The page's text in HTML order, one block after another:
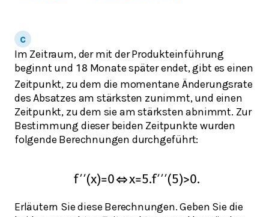
Im Zeitraum, der mit der Produkteinführung
beginnt und 18 Monate später endet, gibt es einen
Zeitpunkt, zu dem die momentane Änderungsrate
des Absatzes am stärksten zunimmt, und einen
Zeitpunkt, zu dem sie am stärksten abnimmt. Zur
Bestimmung dieser beiden Zeitpunkte wurden
folgende Berechnungen durchgeführt:
f′′(x)=0⇔x=5.f′′′(5)>0.
Erläutern Sie diese Berechnungen. Geben Sie die